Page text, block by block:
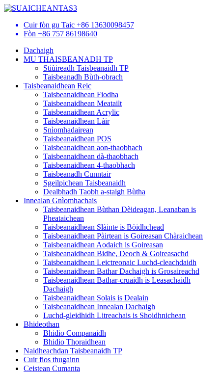
Cuir fòn gu Taic +86 13630098457
Fòn +86 757 86198640
Dachaigh
MU THAISBEANADH TP
Stiùireadh Taisbeanaidh TP
Taisbeanadh Bùth-obrach
Taisbeanaidhean Reic
Taisbeanaidhean Fiodha
Taisbeanaidhean Meatailt
Taisbeanaidhean Acrylic
Taisbeanaidhean Làir
Snìomhadairean
Taisbeanaidhean POS
Taisbeanaidhean aon-thaobhach
Taisbeanaidhean dà-thaobhach
Taisbeanaidhean 4-thaobhach
Taisbeanadh Cunntair
Sgeilpichean Taisbeanaidh
Dealbhadh Taobh a-staigh Bùtha
Innealan Gnìomhachais
Taisbeanaidhean Bùthan Dèideagan, Leanaban is
Pheataichean
Taisbeanaidhean Slàinte is Bòidhchead
Taisbeanaidhean Pàirtean is Goireasan Chàraichean
Taisbeanaidhean Aodaich is Goireasan
Taisbeanaidhean Bidhe, Deoch & Goireasachd
Taisbeanaidhean Leictreonaic Luchd-cleachdaidh
Taisbeanaidhean Bathar Dachaigh is Grosaireachd
Taisbeanaidhean Bathar-cruaidh is Leasachaidh
Dachaigh
Taisbeanaidhean Solais is Dealain
Taisbeanaidhean Innealan Dachaigh
Luchd-gleidhidh Litreachais is Shoidhnichean
Bhideothan
Bhidio Companaidh
Bhidio Thoraidhean
Naidheachdan Taisbeanaidh TP
Cuir fios thugainn
Ceistean Cumanta